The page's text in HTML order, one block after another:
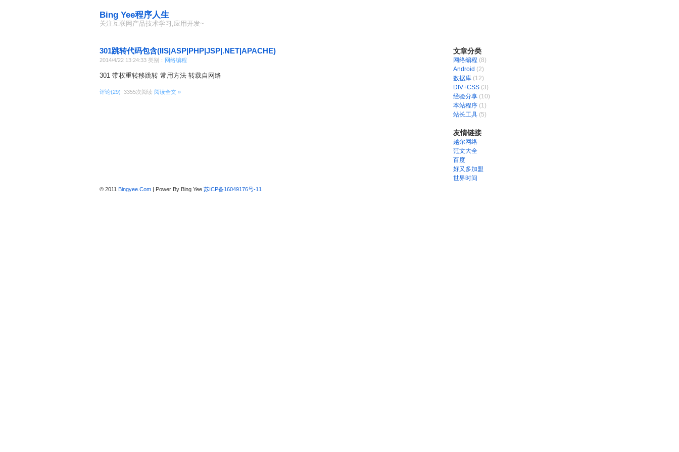
Bing Yee程序人生
关注互联网产品技术学习,应用开发~
301跳转代码包含(IIS|ASP|PHP|JSP|.NET|APACHE)
2014/4/22 13:24:33 类别： 网络编程
301 带权重转移跳转 常用方法 转载自网络
评论(29) 3355次阅读 阅读全文 »
文章分类
网络编程 (8)
Android (2)
数据库 (12)
DIV+CSS (3)
经验分享 (10)
本站程序 (1)
站长工具 (5)
友情链接
越尔网络
范文大全
百度
好又多加盟
世界时间
© 2011 Bingyee.Com | Power By Bing Yee 苏ICP备16049176号-11